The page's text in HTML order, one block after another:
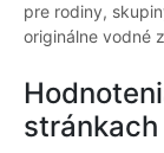
pre rodiny,
originálne vodné
stránkach